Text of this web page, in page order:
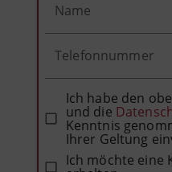
Name
Telefonnummer
Ich habe den
und die
Kenntnis
Ihrer Geltung
Ich möchte eine